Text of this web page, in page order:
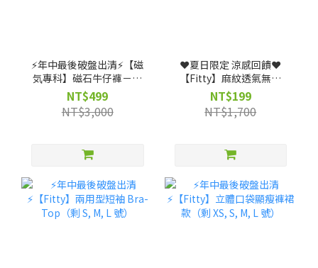
⚡️年中最後破盤出清⚡️【磁
気專科】磁石牛仔褲－輕
磨毛高腰款（剩 XS, S, M
號）
NT$499
NT$3,000
❤️夏日限定 涼感回饋❤️
【Fitty】麻紋透氣無縫
Polo 衫（剩 XS, S, M, L
號）
NT$199
NT$1,700